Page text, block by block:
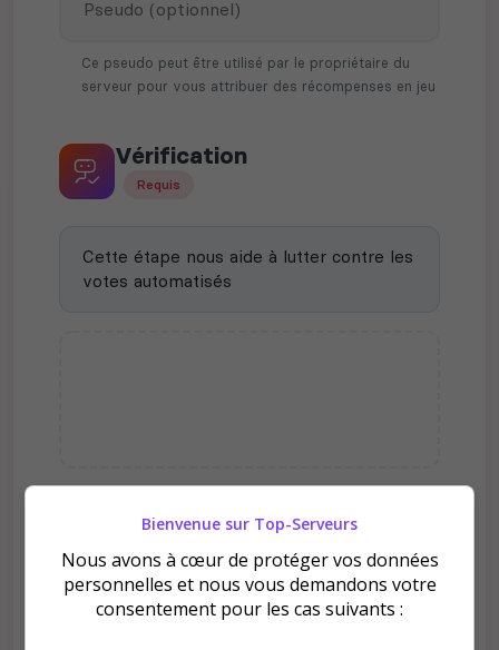
Ce pseudo peut être utilisé par le propriétaire du
serveur pour vous attribuer des récompenses en jeu
Vérification
Requis
Cette étape nous aide à lutter contre les
votes automatisés
Pourquoi voter pour KAIZEN
COMMUNITY | No Man's Z |
Chernarus Moddé et
Deathmatch | ?
Bienvenue sur Top-Serveurs
Nous avons à cœur de protéger vos données
personnelles et nous vous demandons votre
consentement pour les cas suivants :